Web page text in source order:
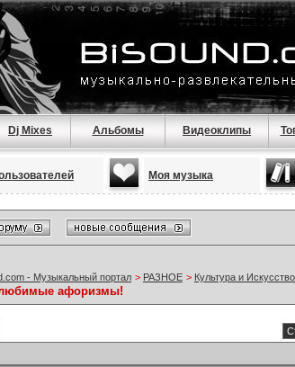
Dj Mixes Альбомы Видеоклипы
Моя музыка
- Музыкальный портал > РАЗНОЕ > Культура и Искусство
афоризмы!